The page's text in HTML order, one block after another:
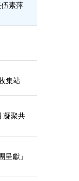
素萍
集站
凝聚共
呈獻」